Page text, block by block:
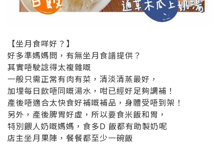
【坐月食咩好？】
好多準媽媽問，有無坐月食譜提供？
其實唔駛諗得太複雜嘅
一般只需正常有肉有菜，清淡清蒸最好，
加埋每日飲唔同嘅湯水，咁已經好足夠調補！
產後唔適合太快食好補嘅補品，身體受唔到架！
另外，產後脾胃好虛，所以要食米飯和胃，
特別餵人奶嘅媽媽，食多D 飯都有助製奶呢
店主坐月果陣，餐餐都至少一碗飯